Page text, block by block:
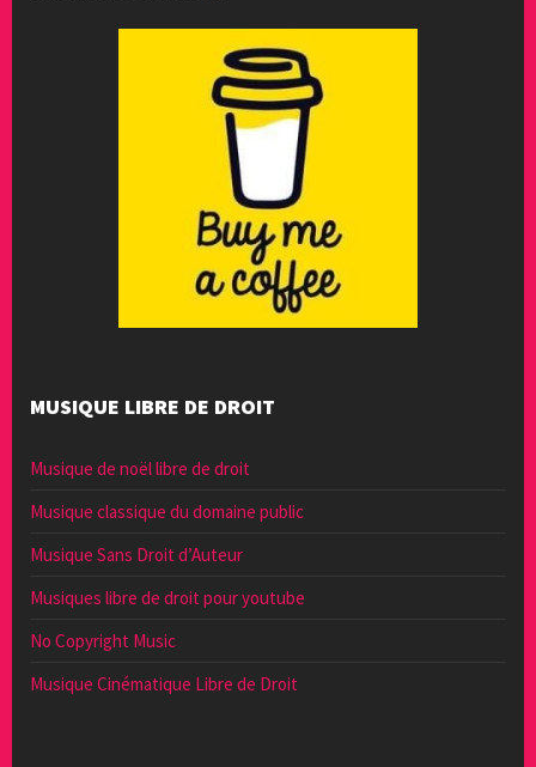
MUSIQUE LIBRE DE DROIT
Musique de noël libre de droit
Musique classique du domaine public
Musique Sans Droit d’Auteur
Musiques libre de droit pour youtube
No Copyright Music
Musique Cinématique Libre de Droit